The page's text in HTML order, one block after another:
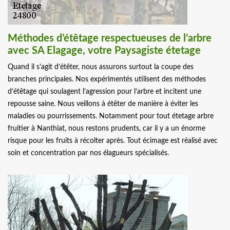
Méthodes d’étêtage respectueuses de l’arbre
avec SA Elagage, votre Paysagiste étetage
Quand il s’agit d’étêter, nous assurons surtout la coupe des
branches principales. Nos expérimentés utilisent des méthodes
d’étêtage qui soulagent l’agression pour l’arbre et incitent une
repousse saine. Nous veillons à étêter de manière à éviter les
maladies ou pourrissements. Notamment pour tout étetage arbre
fruitier à Nanthiat, nous restons prudents, car il y a un énorme
risque pour les fruits à récolter après. Tout écimage est réalisé avec
soin et concentration par nos élagueurs spécialisés.